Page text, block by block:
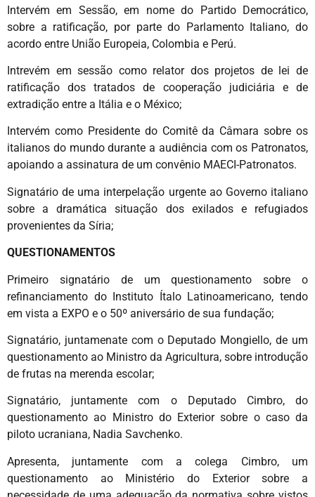
Intervém em Sessão, em nome do Partido Democrático,
sobre a ratificação, por parte do Parlamento Italiano, do
acordo entre União Europeia, Colombia e Perú.
Intrevém em sessão como relator dos projetos de lei de
ratificação dos tratados de cooperação judiciária e de
extradição entre a Itália e o México;
Intervém como Presidente do Comitê da Câmara sobre os
italianos do mundo durante a audiência com os Patronatos,
apoiando a assinatura de um convênio MAECI-Patronatos.
Signatário de uma interpelação urgente ao Governo italiano
sobre a dramática situação dos exilados e refugiados
provenientes da Síria;
QUESTIONAMENTOS
Primeiro signatário de um questionamento sobre o
refinanciamento do Instituto Ítalo Latinoamericano, tendo
em vista a EXPO e o 50º aniversário de sua fundação;
Signatário, juntamenate com o Deputado Mongiello, de um
questionamento ao Ministro da Agricultura, sobre introdução
de frutas na merenda escolar;
Signatário, juntamente com o Deputado Cimbro, do
questionamento ao Ministro do Exterior sobre o caso da
piloto ucraniana, Nadia Savchenko.
Apresenta, juntamente com a colega Cimbro, um
questionamento ao Ministério do Exterior sobre a